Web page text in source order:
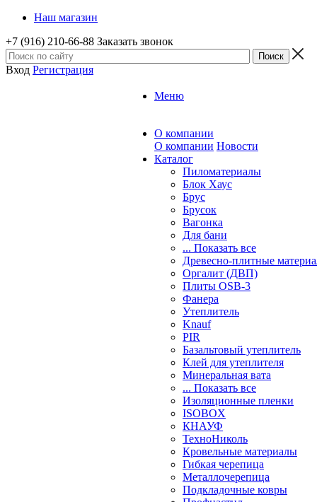
Наш магазин
+7 (916) 210-66-88 Заказать звонок
Вход Регистрация
Меню
О компании
О компании Новости
Каталог
Пиломатериалы
Блок Хаус
Брус
Брусок
Вагонка
Для бани
... Показать все
Древесно-плитные
Оргалит (ДВП)
Плиты OSB-3
Фанера
Утеплитель
Knauf
PIR
Базальтовый утеплитель
Клей для утеплителя
Минеральная вата
... Показать все
Изоляционные пленки
ISOBOX
КНАУФ
ТехноНиколь
Кровельные материалы
Гибкая черепица
Металлочерепица
Подкладочные ковры